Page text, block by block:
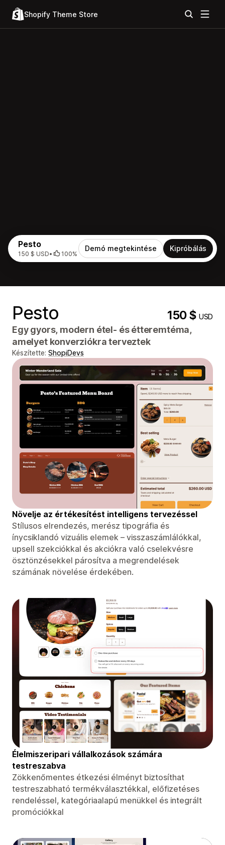
Shopify Theme Store
Pesto
150 $ USD• 100%
Demó megtekintése Kipróbálás
Pesto 150 $USD
Egy gyors, modern étel- és étteremtéma,
amelyet konverziókra terveztek
Készítette: ShopiDevs
Növelje az értékesítést intelligens tervezéssel
Stílusos elrendezés, merész tipográfia és
ínycsiklandó vizuális elemek – visszaszámlálókkal,
upsell szekciókkal és akciókra való cselekvésre
ösztönzésekkel párosítva a megrendelések
számának növelése érdekében.
Élelmiszeripari vállalkozások számára
testreszabva
Zökkenőmentes étkezési élményt biztosíthat
testreszabható termékválasztékkal, előfizetéses
rendeléssel, kategóriaalapú menükkel és integrált
promóciókkal